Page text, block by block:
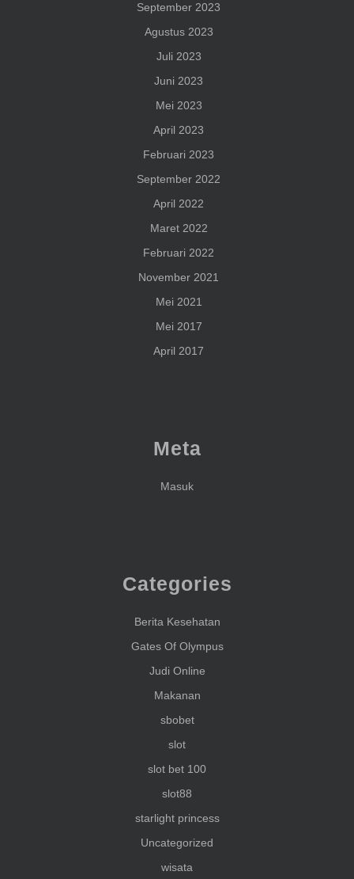
September 2023
Agustus 2023
Juli 2023
Juni 2023
Mei 2023
April 2023
Februari 2023
September 2022
April 2022
Maret 2022
Februari 2022
November 2021
Mei 2021
Mei 2017
April 2017
Meta
Masuk
Categories
Berita Kesehatan
Gates Of Olympus
Judi Online
Makanan
sbobet
slot
slot bet 100
slot88
starlight princess
Uncategorized
wisata